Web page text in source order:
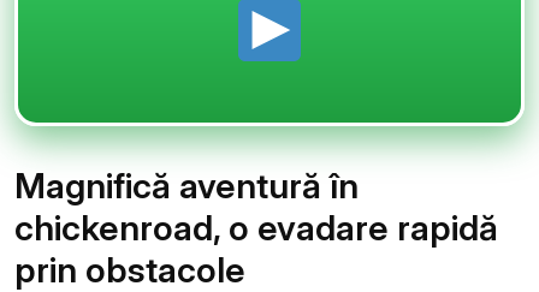
Magnifică aventură în
chickenroad, o evadare rapidă
prin obstacole